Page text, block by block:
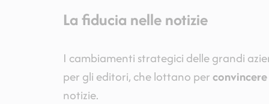
La fiducia nelle notizie
I cambiamenti strategici delle grandi
per gli editori, che lottano per
notizie.